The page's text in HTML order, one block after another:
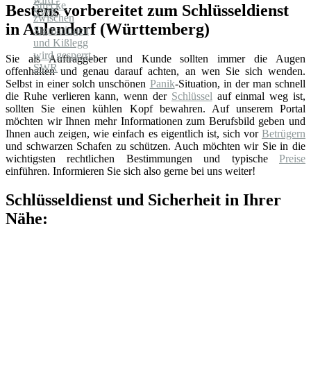
Bestens vorbereitet zum Schlüsseldienst
in Aulendorf (Württemberg)
Sie als Auftraggeber und Kunde sollten immer die Augen
offenhalten und genau darauf achten, an wen Sie sich wenden.
Selbst in einer solch unschönen Panik-Situation, in der man schnell
die Ruhe verlieren kann, wenn der Schlüssel auf einmal weg ist,
sollten Sie einen kühlen Kopf bewahren. Auf unserem Portal
möchten wir Ihnen mehr Informationen zum Berufsbild geben und
Ihnen auch zeigen, wie einfach es eigentlich ist, sich vor Betrügern
und schwarzen Schafen zu schützen. Auch möchten wir Sie in die
wichtigsten rechtlichen Bestimmungen und typische Preise
einführen. Informieren Sie sich also gerne bei uns weiter!
Schlüsseldienst und Sicherheit in Ihrer
Nähe: